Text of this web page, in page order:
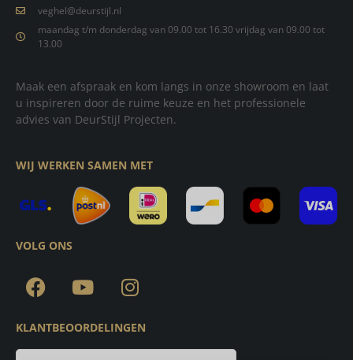
veghel@deurstijl.nl
maandag t/m donderdag van 09.00 tot 16.30 vrijdag van 09.00 tot
13.00
Maak een afspraak en kom langs in onze showroom en laat
u inspireren door de ruime keuze en het professionele
advies van DeurStijl Projecten.
WIJ WERKEN SAMEN MET
VOLG ONS
KLANTBEOORDELINGEN